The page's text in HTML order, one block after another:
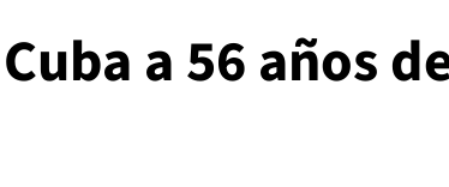
a 56 años